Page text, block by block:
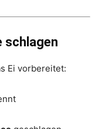
schlagen
Ei vorbereitet: